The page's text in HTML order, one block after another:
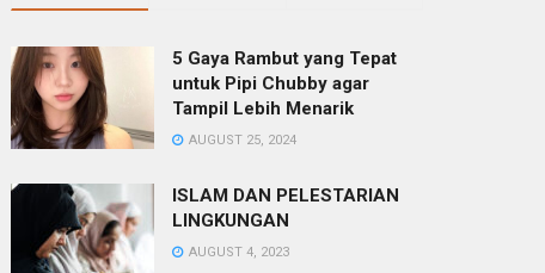
5 Gaya Rambut yang Tepat
untuk Pipi Chubby agar
Tampil Lebih Menarik
AUGUST 25, 2024
ISLAM DAN PELESTARIAN
LINGKUNGAN
AUGUST 4, 2023